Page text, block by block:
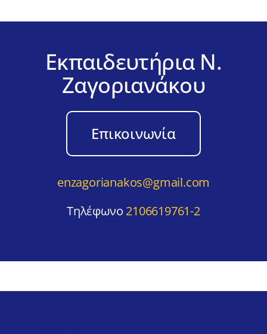
Εκπαιδευτήρια Ν.
Ζαγοριανάκου
Επικοινωνία
enzagorianakos@gmail.com
Τηλέφωνο 2106619761-2